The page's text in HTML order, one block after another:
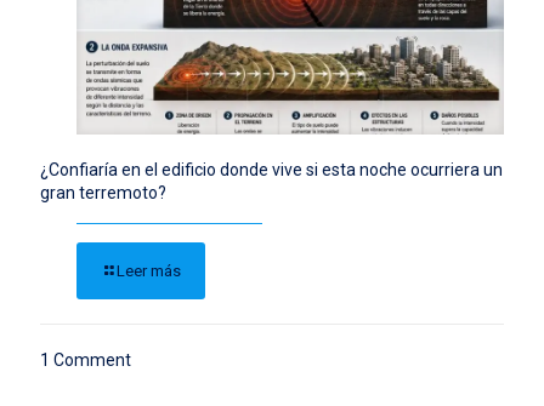
¿Confiaría en el edificio donde vive si esta noche ocurriera un
gran terremoto?
Leer más
1 Comment